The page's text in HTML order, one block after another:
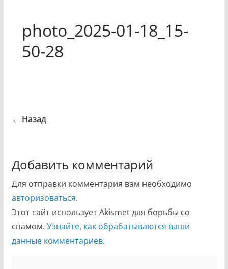
photo_2025-01-18_15-
50-28
← Назад
Добавить комментарий
Для отправки комментария вам необходимо
авторизоваться.
Этот сайт использует Akismet для борьбы со
спамом. Узнайте, как обрабатываются ваши
данные комментариев.